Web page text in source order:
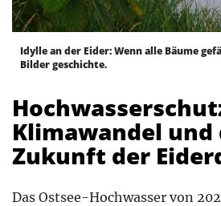
Idylle an der Eider: Wenn alle Bäume
Bilder geschichte.
Klimawandel und
Zukunft der
Das Ostsee-Hochwasser von